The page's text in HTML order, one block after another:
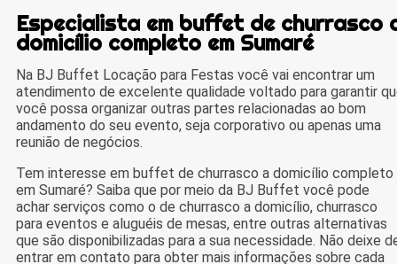
Especialista em buffet de churrasco
domicílio completo em Sumaré
Na BJ Buffet Locação para Festas você vai encontrar um
atendimento de excelente qualidade voltado para garantir
você possa organizar outras partes relacionadas ao bom
andamento do seu evento, seja corporativo ou apenas uma
reunião de negócios.
Tem interesse em buffet de churrasco a domicílio completo
em Sumaré? Saiba que por meio da BJ Buffet você pode
achar serviços como o de churrasco a domicílio, churrasco
para eventos e aluguéis de mesas, entre outras alternativas
que são disponibilizadas para a sua necessidade. Não deixe
entrar em contato para obter mais informações sobre cada